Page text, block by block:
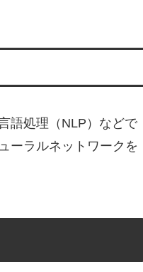
語処理（NLP）などで
ーラルネットワークを